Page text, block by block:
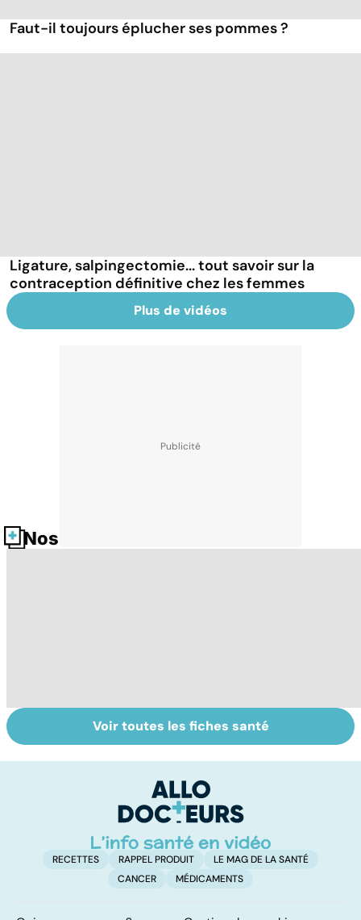
Faut-il toujours éplucher ses pommes ?
Ligature, salpingectomie... tout savoir sur la
contraception définitive chez les femmes
Plus de vidéos
Nos fiches santé
Gynéco : un suivi
pour la vie
Cancer du sein :
toutes
Voir toutes les fiches santé
RECETTES RAPPEL PRODUIT
LE MAG DE LA SANTÉ
CANCER
MÉDICAMENTS